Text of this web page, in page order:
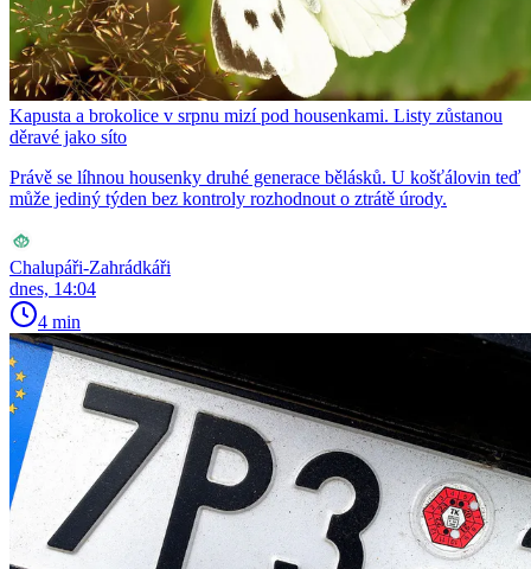
Kapusta a brokolice v srpnu mizí pod housenkami. Listy zůstanou
děravé jako síto
Právě se líhnou housenky druhé generace bělásků. U košťálovin teď
může jediný týden bez kontroly rozhodnout o ztrátě úrody.
Chalupáři-Zahrádkáři
dnes, 14:04
4 min